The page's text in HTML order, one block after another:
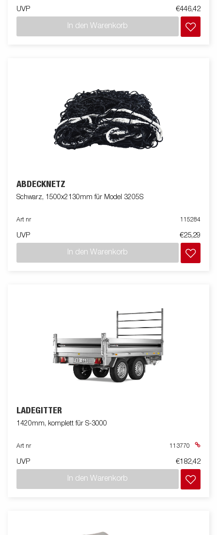
UVP €446,42
In den Warenkorb
ABDECKNETZ
Schwarz, 1500x2130mm für Model 3205S
Art nr 115284
UVP €25,29
In den Warenkorb
LADEGITTER
1420mm, komplett für S-3000
Art nr 113770
UVP €182,42
In den Warenkorb